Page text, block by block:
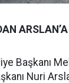
Başkanı
Nuri